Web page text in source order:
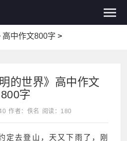
高中作文800字 >
的世界》高中作文
800字
作者：佚名 阅读：180
定去登山，天又下雨了，刚